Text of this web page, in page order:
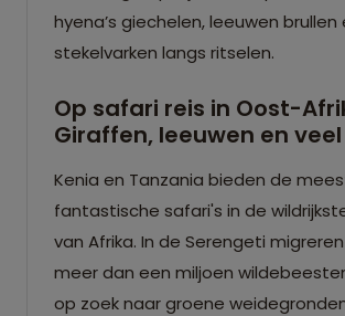
hyena’s giechelen, leeuwen brullen
stekelvarken langs ritselen.
Op safari reis in Oost-
Giraffen, leeuwen en veel
Kenia en Tanzania bieden de
fantastische safari's in de
van Afrika. In de Serengeti
meer dan een miljoen
op zoek naar groene